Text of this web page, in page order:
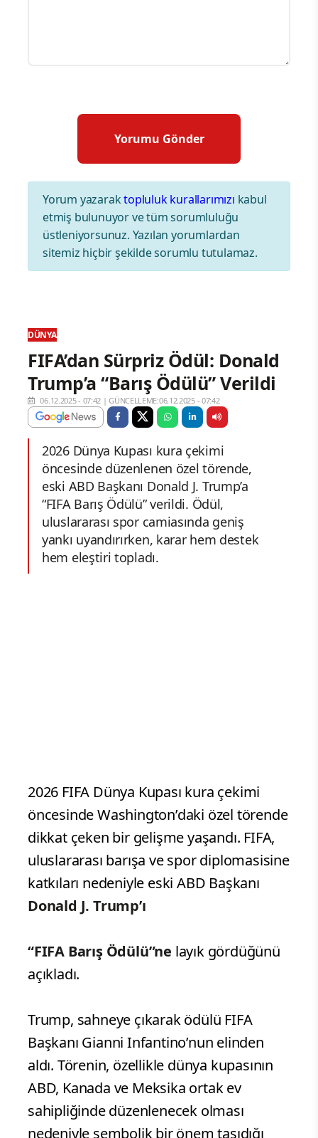
Yorum yazaraktopluluk kurallarımızı kabul
etmiş bulunuyor ve tüm sorumluluğu
üstleniyorsunuz. Yazılan yorumlardan
sitemiz hiçbir şekilde sorumlu tutulamaz.
DÜNYA
FIFA’dan Sürpriz Ödül: Donald
Trump’a “Barış Ödülü” Verildi
06.12.2025 - 07:42 |GÜNCELLEME:06.12.2025 - 07:42
2026 Dünya Kupası kura çekimi
öncesinde düzenlenen özel törende,
eski ABD Başkanı Donald J. Trump’a
“FIFA Barış Ödülü” verildi. Ödül,
uluslararası spor camiasında geniş
yankı uyandırırken, karar hem destek
hem eleştiri topladı.
2026 FIFA Dünya Kupası kura çekimi
öncesinde Washington’daki özel törende
dikkat çeken bir gelişme yaşandı. FIFA,
uluslararası barışa ve spor diplomasisine
katkıları nedeniyle eski ABD Başkanı
Donald J. Trump’ı
“FIFA Barış Ödülü”ne layık gördüğünü
açıkladı.
Trump, sahneye çıkarak ödülü FIFA
Başkanı Gianni Infantino’nun elinden
aldı. Törenin, özellikle dünya kupasının
ABD, Kanada ve Meksika ortak ev
sahipliğinde düzenlenecek olması
nedeniyle sembolik bir önem taşıdığı